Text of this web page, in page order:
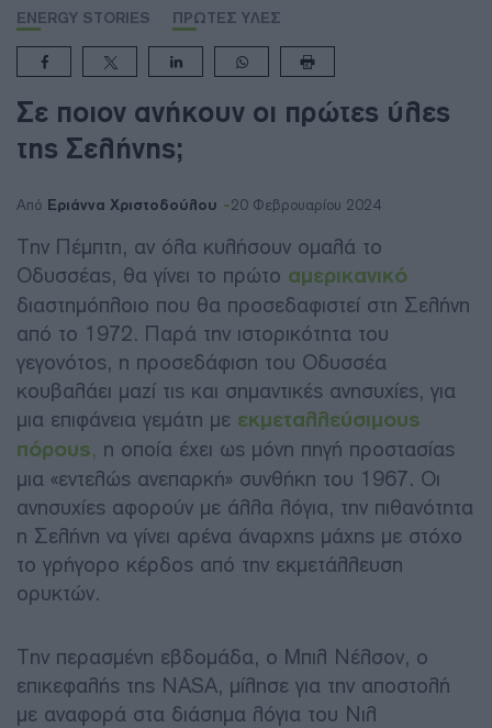
ENERGY STORIES ΠΡΩΤΕΣ ΥΛΕΣ
Σε ποιον ανήκουν οι πρώτες ύλες
της Σελήνης;
Από Εριάννα Χριστοδούλου 20 Φεβρουαρίου 2024
Την Πέμπτη, αν όλα κυλήσουν ομαλά το
Οδυσσέας, θα γίνει το πρώτο αμερικανικό
διαστημόπλοιο που θα προσεδαφιστεί στη Σελήνη
από το 1972. Παρά την ιστορικότητα του
γεγονότος, η προσεδάφιση του Οδυσσέα
κουβαλάει μαζί τις και σημαντικές ανησυχίες, για
μια επιφάνεια γεμάτη με εκμεταλλεύσιμους
πόρους, η οποία έχει ως μόνη πηγή προστασίας
μια «εντελώς ανεπαρκή» συνθήκη του 1967. Οι
ανησυχίες αφορούν με άλλα λόγια, την πιθανότητα
η Σελήνη να γίνει αρένα άναρχης μάχης με στόχο
το γρήγορο κέρδος από την εκμετάλλευση
ορυκτών.
Την περασμένη εβδομάδα, ο Μπιλ Νέλσον, ο
επικεφαλής της NASA, μίλησε για την αποστολή
με αναφορά στα διάσημα λόγια του Νιλ